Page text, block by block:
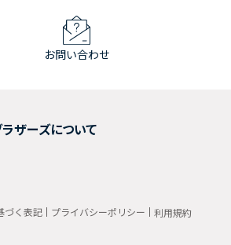
お問い合わせ
ザーズについて
づく表記 プライバシーポリシー 利用規約